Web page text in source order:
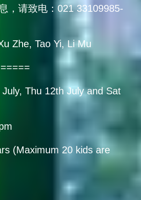
，请致电：021 33109985-
Zhe, Tao Yi, Li Mu
Thu 12th July and Sat
(Maximum 20 kids are